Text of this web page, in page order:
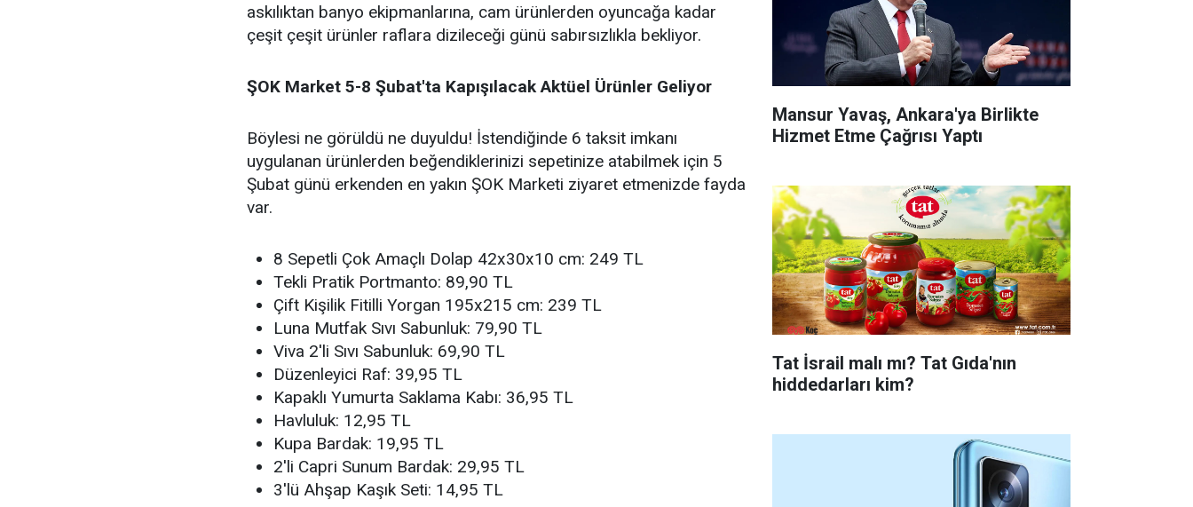
askılıktan banyo ekipmanlarına, cam ürünlerden oyuncağa kadar
çeşit çeşit ürünler raflara dizileceği günü sabırsızlıkla bekliyor.
ŞOK Market 5-8 Şubat'ta Kapışılacak Aktüel Ürünler Geliyor
Böylesi ne görüldü ne duyuldu! İstendiğinde 6 taksit imkanı
uygulanan ürünlerden beğendiklerinizi sepetinize atabilmek için 5
Şubat günü erkenden en yakın ŞOK Marketi ziyaret etmenizde fayda
var.
8 Sepetli Çok Amaçlı Dolap 42x30x10 cm: 249 TL
Tekli Pratik Portmanto: 89,90 TL
Çift Kişilik Fitilli Yorgan 195x215 cm: 239 TL
Luna Mutfak Sıvı Sabunluk: 79,90 TL
Viva 2'li Sıvı Sabunluk: 69,90 TL
Düzenleyici Raf: 39,95 TL
Kapaklı Yumurta Saklama Kabı: 36,95 TL
Havluluk: 12,95 TL
Kupa Bardak: 19,95 TL
2'li Capri Sunum Bardak: 29,95 TL
3'lü Ahşap Kaşık Seti: 14,95 TL
Mansur Yavaş, Ankara'ya Birlikte
Hizmet Etme Çağrısı Yaptı
Tat İsrail malı mı? Tat Gıda'nın
hiddedarları kim?